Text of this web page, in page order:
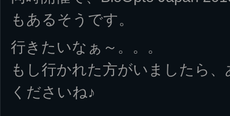
もあるそうです。
行きたいなぁ～。。。
もし行かれた方がいましたら
くださいね♪